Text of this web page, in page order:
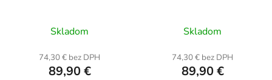
Skladom
74,30 € bez DPH
89,90 €
Skladom
74,30 € bez DPH
89,90 €